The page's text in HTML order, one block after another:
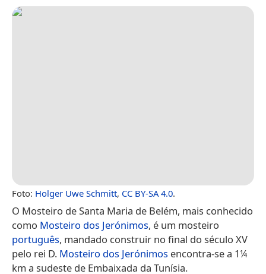
Foto: Holger Uwe Schmitt, CC BY-SA 4.0.
O Mosteiro de Santa Maria de Belém, mais conhecido
como Mosteiro dos Jerónimos, é um mosteiro
português, mandado construir no final do século XV
pelo rei D. Mosteiro dos Jerónimos encontra-se a 1¼
km a sudeste de Embaixada da Tunísia.